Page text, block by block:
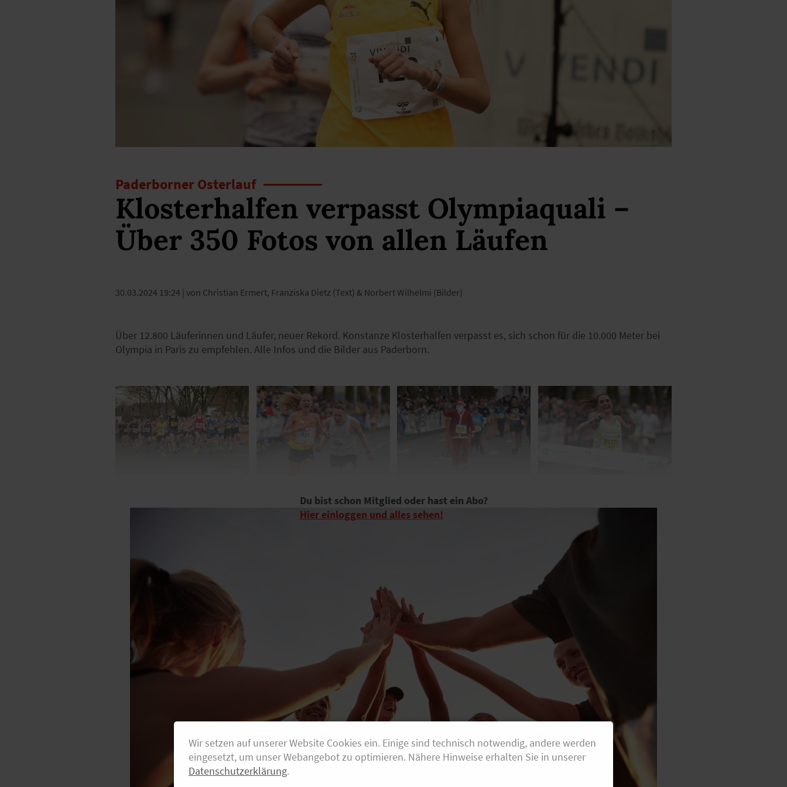
Paderborner Osterlauf
Klosterhalfen verpasst Olympiaquali –
Über 350 Fotos von allen Läufen
30.03.2024 19:24 | von Christian Ermert, Franziska Dietz (Text) & Norbert Wilhelmi (Bilder)
Über 12.800 Läuferinnen und Läufer, neuer Rekord. Konstanze Klosterhalfen verpasst es, sich schon für die 10.000 Meter bei
Olympia in Paris zu empfehlen. Alle Infos und die Bilder aus Paderborn.
Du bist schon Mitglied oder hast ein Abo?
Hier einloggen und alles sehen!
Wir setzen auf unserer Website Cookies ein. Einige sind technisch notwendig, andere werden
eingesetzt, um unser Webangebot zu optimieren. Nähere Hinweise erhalten Sie in unserer
Datenschutzerklärung.